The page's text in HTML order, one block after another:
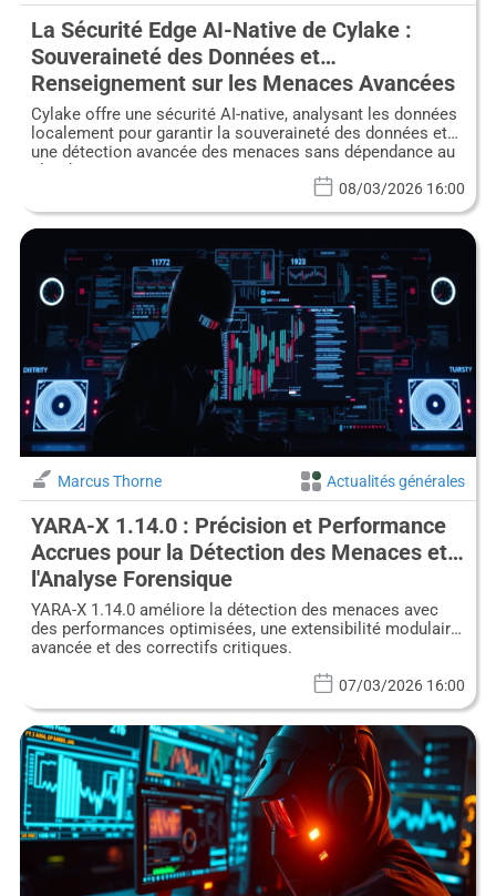
La Sécurité Edge AI-Native de Cylake :
Souveraineté des Données et
Renseignement sur les Menaces Avancées
On-Premise
Cylake offre une sécurité AI-native, analysant les données
localement pour garantir la souveraineté des données et
une détection avancée des menaces sans dépendance au
cloud.
08/03/2026 16:00
Marcus Thorne Actualités générales
YARA-X 1.14.0 : Précision et Performance
Accrues pour la Détection des Menaces et
l'Analyse Forensique
YARA-X 1.14.0 améliore la détection des menaces avec
des performances optimisées, une extensibilité modulaire
avancée et des correctifs critiques.
07/03/2026 16:00